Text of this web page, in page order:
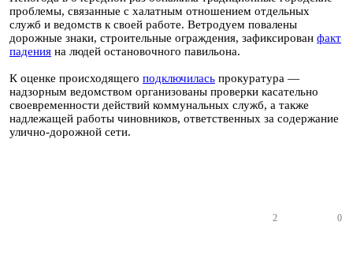
проблемы, связанные с халатным отношением отдельных
служб и ведомств к своей работе. Ветродуем повалены
дорожные знаки, строительные ограждения, зафиксирован факт
падения на людей остановочного павильона.
К оценке происходящего подключилась прокуратура —
надзорным ведомством организованы проверки касательно
своевременности действий коммунальных служб, а также
надлежащей работы чиновников, ответственных за содержание
улично-дорожной сети.
2 0